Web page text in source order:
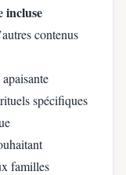
incluse
contenus
spécifiques
familles